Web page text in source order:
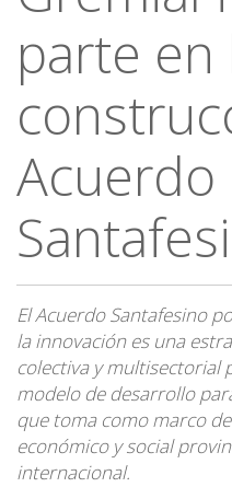
parte en
Acuerdo
El Acuerdo Santafesino
la innovación es una
colectiva y multisectorial
modelo de desarrollo
que toma como marco
económico y social
internacional.